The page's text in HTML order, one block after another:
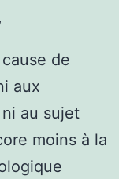
de
aux
au sujet
moins à la